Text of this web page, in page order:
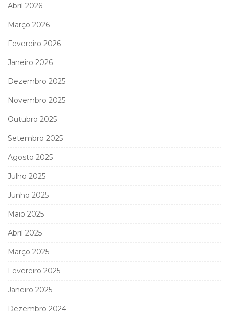
Abril 2026
Março 2026
Fevereiro 2026
Janeiro 2026
Dezembro 2025
Novembro 2025
Outubro 2025
Setembro 2025
Agosto 2025
Julho 2025
Junho 2025
Maio 2025
Abril 2025
Março 2025
Fevereiro 2025
Janeiro 2025
Dezembro 2024